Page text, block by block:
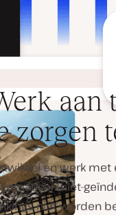
aan
zorgen
en werk met
niet-
niet worden